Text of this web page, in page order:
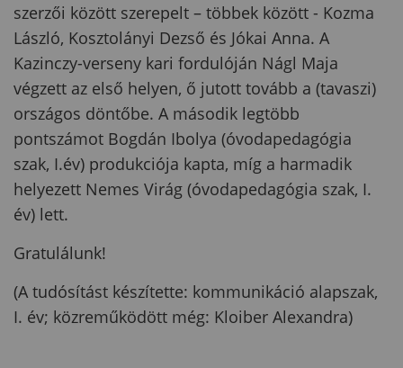
szerzői között szerepelt – többek között - Kozma
László, Kosztolányi Dezső és Jókai Anna. A
Kazinczy-verseny kari fordulóján Nágl Maja
végzett az első helyen, ő jutott tovább a (tavaszi)
országos döntőbe. A második legtöbb
pontszámot Bogdán Ibolya (óvodapedagógia
szak, I.év) produkciója kapta, míg a harmadik
helyezett Nemes Virág (óvodapedagógia szak, I.
év) lett.
Gratulálunk!
(A tudósítást készítette: kommunikáció alapszak,
I. év; közreműködött még: Kloiber Alexandra)